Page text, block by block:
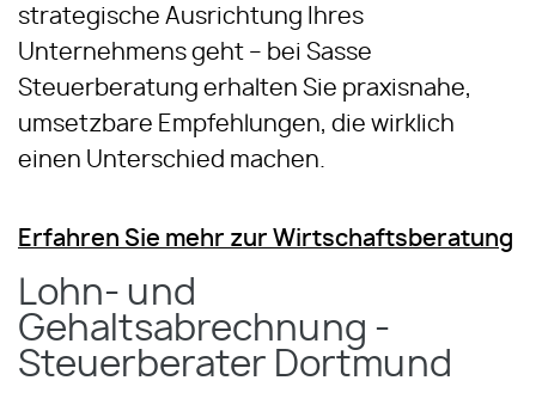
strategische Ausrichtung Ihres
Unternehmens geht – bei Sasse
Steuerberatung erhalten Sie praxisnahe,
umsetzbare Empfehlungen, die wirklich
einen Unterschied machen.
Erfahren Sie mehr zur Wirtschaftsberatung
Lohn- und
Gehaltsabrechnung -
Steuerberater Dortmund